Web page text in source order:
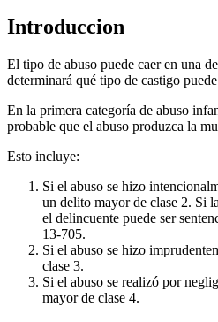
Introduccion
El tipo de abuso puede caer en una
determinará qué tipo de castigo
En la primera categoría de abuso
probable que el abuso produzca la
Esto incluye:
Si el abuso se hizo
un delito mayor de clase 2. Si
el delincuente puede ser
13-705.
Si el abuso se hizo
clase 3.
Si el abuso se realizó por
mayor de clase 4.